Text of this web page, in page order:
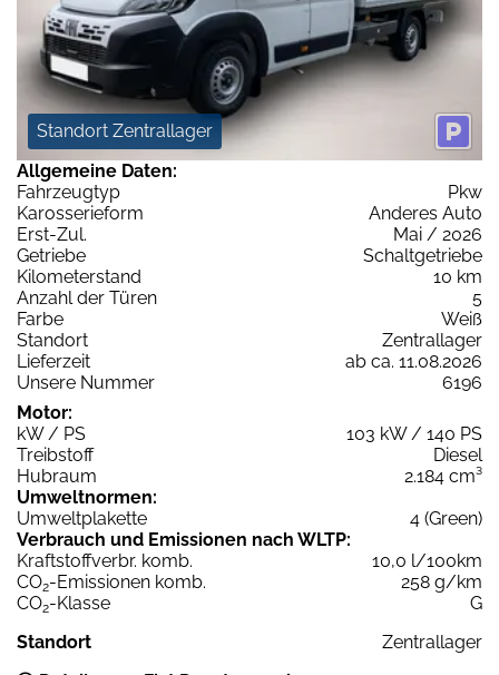
Standort Zentrallager
Allgemeine Daten:
Fahrzeugtyp
Pkw
Karosserieform
Anderes Auto
Erst-Zul.
Mai / 2026
Getriebe
Schaltgetriebe
Kilometerstand
10 km
Anzahl der Türen
5
Farbe
Weiß
Standort
Zentrallager
Lieferzeit
ab ca. 11.08.2026
Unsere Nummer
6196
Motor:
kW / PS
103 kW / 140 PS
Treibstoff
Diesel
Hubraum
2.184 cm³
Umweltnormen:
Umweltplakette
4 (Green)
Verbrauch und Emissionen nach WLTP:
Kraftstoffverbr. komb.
10,0 l/100km
CO2-Emissionen komb.
258 g/km
CO2-Klasse
G
Standort
Zentrallager